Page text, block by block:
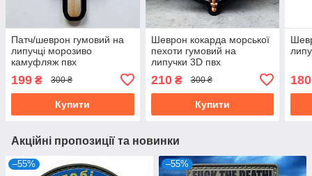
Патч/шеврон гумовий на
липучці морозиво
камуфляж пвх
199 ₴ 300 ₴
Купити
Шеврон кокарда морської
пехоти гумовий на
липучки 3D пвх
210₴ 300 ₴
Купити
180
Акційні пропозиції та новинки
–55% –55%